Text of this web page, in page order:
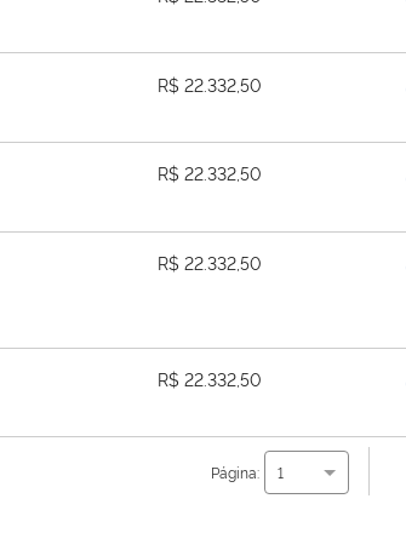
R$ 22.332,50
R$ 22.332,50
R$ 22.332,50
R$ 22.332,50
Página: 1